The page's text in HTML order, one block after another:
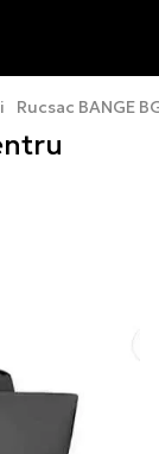
Rucsac BANGE